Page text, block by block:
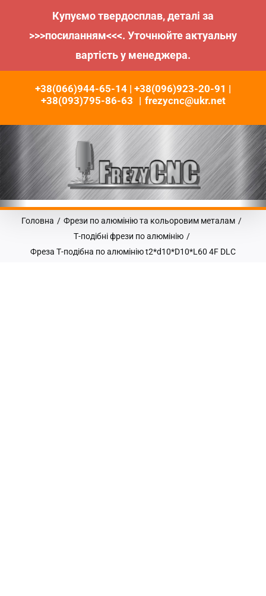
Купуємо твердосплав, деталі за
>>>посиланням<<<. Уточнюйте актуальну
вартість у менеджера.
+38(066)944-65-14 | +38(096)923-20-91 |
+38(093)795-86-63 | frezycnc@ukr.net
Головна / Фрези по алюмінію та кольоровим металам /
Т-подібні фрези по алюмінію /
Фреза Т-подібна по алюмінію t2*d10*D10*L60 4F DLC